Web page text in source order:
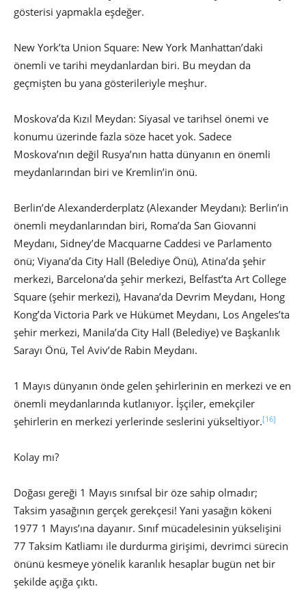
gösterisi yapmakla eşdeğer.
New York’ta Union Square: New York Manhattan’daki
önemli ve tarihi meydanlardan biri. Bu meydan da
geçmişten bu yana gösterileriyle meşhur.
Moskova’da Kızıl Meydan: Siyasal ve tarihsel önemi ve
konumu üzerinde fazla söze hacet yok. Sadece
Moskova’nın değil Rusya’nın hatta dünyanın en önemli
meydanlarından biri ve Kremlin’in önü.
Berlin’de Alexanderderplatz (Alexander Meydanı): Berlin’in
önemli meydanlarından biri, Roma’da San Giovanni
Meydanı, Sidney’de Macquarne Caddesi ve Parlamento
önü; Viyana’da City Hall (Belediye Önü), Atina’da şehir
merkezi, Barcelona’da şehir merkezi, Belfast’ta Art College
Square (şehir merkezi), Havana’da Devrim Meydanı, Hong
Kong’da Victoria Park ve Hükümet Meydanı, Los Angeles’ta
şehir merkezi, Manila’da City Hall (Belediye) ve Başkanlık
Sarayı Önü, Tel Aviv’de Rabin Meydanı.
1 Mayıs dünyanın önde gelen şehirlerinin en merkezi ve en
önemli meydanlarında kutlanıyor. İşçiler, emekçiler
şehirlerin en merkezi yerlerinde seslerini yükseltiyor.[16]
Kolay mı?
Doğası gereği 1 Mayıs sınıfsal bir öze sahip olmadır;
Taksim yasağının gerçek gerekçesi! Yani yasağın kökeni
1977 1 Mayıs’ına dayanır. Sınıf mücadelesinin yükselişini
77 Taksim Katliamı ile durdurma girişimi, devrimci sürecin
önünü kesmeye yönelik karanlık hesaplar bugün net bir
şekilde açığa çıktı.